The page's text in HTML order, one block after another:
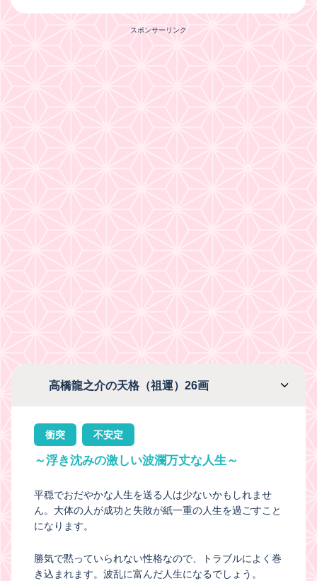
スポンサーリンク
高橋龍之介の天格（祖運）26画
衝突 不安定
～浮き沈みの激しい波瀾万丈な人生～
平穏でおだやかな人生を送る人は少ないかもしれませ
ん。大体の人が成功と失敗が紙一重の人生を過ごすこと
になります。
勝気で黙っていられない性格なので、トラブルによく巻
き込まれます。波乱に富んだ人生になるでしょう。